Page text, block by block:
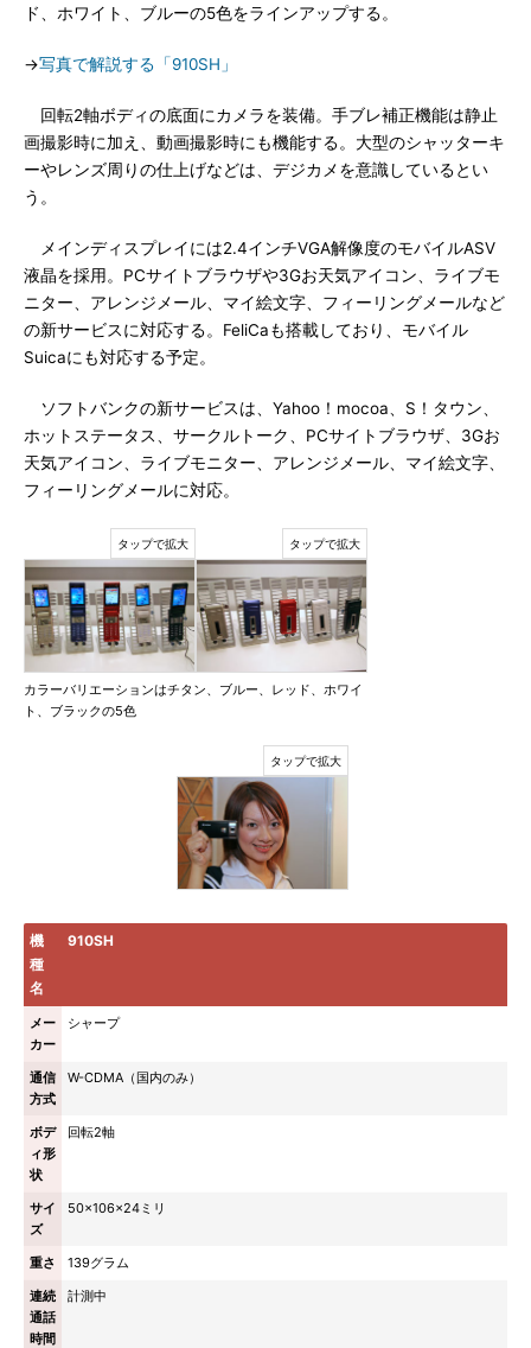
ド、ホワイト、ブルーの5色をラインアップする。
→写真で解説する「910SH」
回転2軸ボディの底面にカメラを装備。手ブレ補正機能は静止
画撮影時に加え、動画撮影時にも機能する。大型のシャッターキ
ーやレンズ周りの仕上げなどは、デジカメを意識しているとい
う。
メインディスプレイには2.4インチVGA解像度のモバイルASV
液晶を採用。PCサイトブラウザや3Gお天気アイコン、ライブモ
ニター、アレンジメール、マイ絵文字、フィーリングメールなど
の新サービスに対応する。FeliCaも搭載しており、モバイル
Suicaにも対応する予定。
ソフトバンクの新サービスは、Yahoo！mocoa、S！タウン、
ホットステータス、サークルトーク、PCサイトブラウザ、3Gお
天気アイコン、ライブモニター、アレンジメール、マイ絵文字、
フィーリングメールに対応。
カラーバリエーションはチタン、ブルー、レッド、ホワイ
ト、ブラックの5色
機
種
名
910SH
メー
カー
シャープ
通信
方式
W-CDMA（国内のみ）
ボデ
ィ形
状
回転2軸
サイ
ズ
50×106×24ミリ
重さ
139グラム
連続
通話
時間
計測中